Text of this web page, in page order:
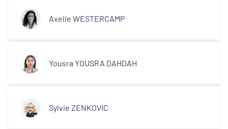
Axelle WESTERCAMP
Yousra YOUSRA DAHDAH
Sylvie ZENKOVIC